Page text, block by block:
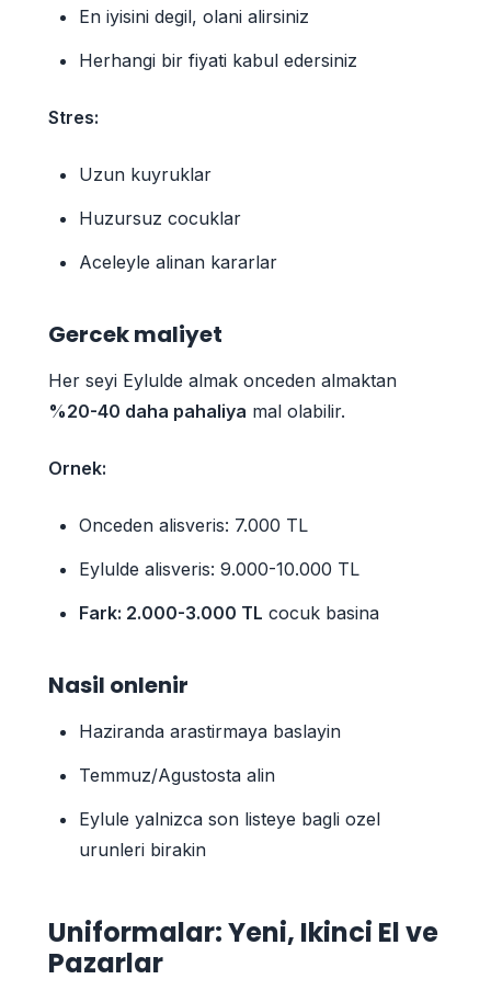
En iyisini degil, olani alirsiniz
Herhangi bir fiyati kabul edersiniz
Stres:
Uzun kuyruklar
Huzursuz cocuklar
Aceleyle alinan kararlar
Gercek maliyet
Her seyi Eylulde almak onceden almaktan
%20-40 daha pahaliya mal olabilir.
Ornek:
Onceden alisveris: 7.000 TL
Eylulde alisveris: 9.000-10.000 TL
Fark: 2.000-3.000 TL cocuk basina
Nasil onlenir
Haziranda arastirmaya baslayin
Temmuz/Agustosta alin
Eylule yalnizca son listeye bagli ozel
urunleri birakin
Uniformalar: Yeni, Ikinci El ve
Pazarlar